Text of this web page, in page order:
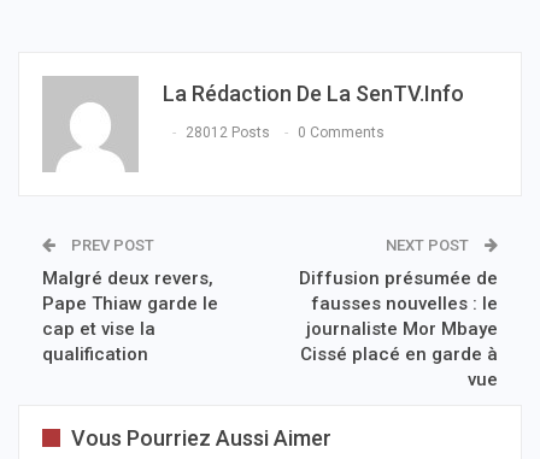
La Rédaction De La SenTV.info
28012 Posts 0 Comments
PREV POST
Malgré deux revers,
Pape Thiaw garde le
cap et vise la
qualification
NEXT POST
Diffusion présumée de
fausses nouvelles : le
journaliste Mor Mbaye
Cissé placé en garde à
vue
Vous Pourriez Aussi Aimer